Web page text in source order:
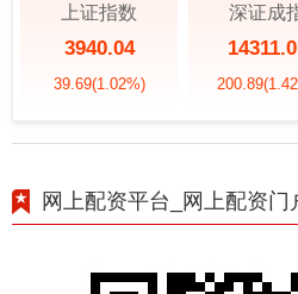
上证指数
3940.04
39.69(1.02%)
深证成
200.89
网上配资平台_网上配资门